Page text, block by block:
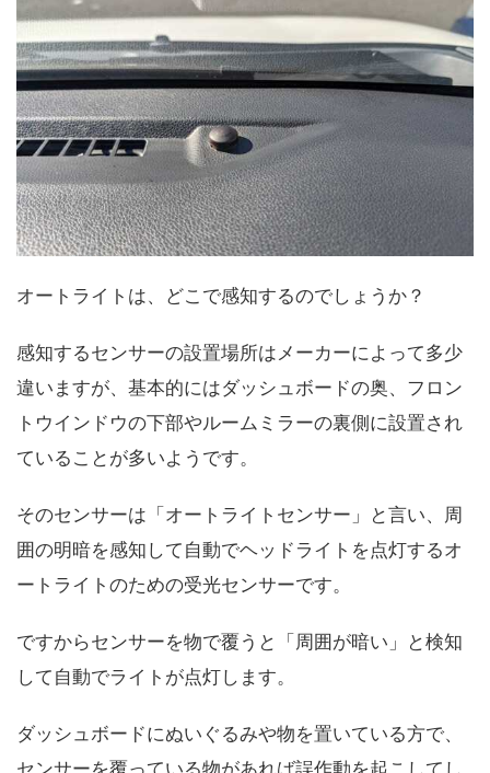
オートライトは、どこで感知するのでしょうか？
感知するセンサーの設置場所はメーカーによって多少
違いますが、基本的にはダッシュボードの奥、フロン
トウインドウの下部やルームミラーの裏側に設置され
ていることが多いようです。
そのセンサーは「オートライトセンサー」と言い、周
囲の明暗を感知して自動でヘッドライトを点灯するオ
ートライトのための受光センサーです。
ですからセンサーを物で覆うと「周囲が暗い」と検知
して自動でライトが点灯します。
ダッシュボードにぬいぐるみや物を置いている方で、
センサーを覆っている物があれば誤作動を起こしてし